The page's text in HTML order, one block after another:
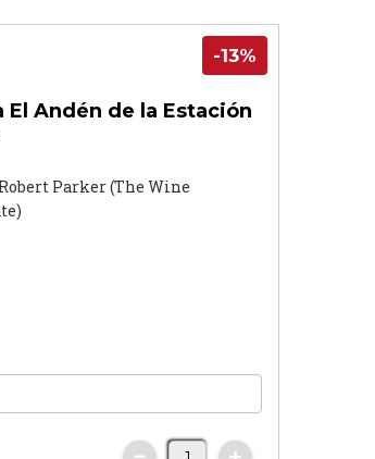
El Andén de la Estación
Robert Parker (The Wine
-13%